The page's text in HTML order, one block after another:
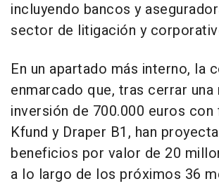
incluyendo bancos y
sector de litigación y
En un apartado más interno, la
enmarcado que, tras cerrar una
inversión de 700.000 euros
Kfund y Draper B1, han
beneficios por valor de 20
a lo largo de los próximos 36